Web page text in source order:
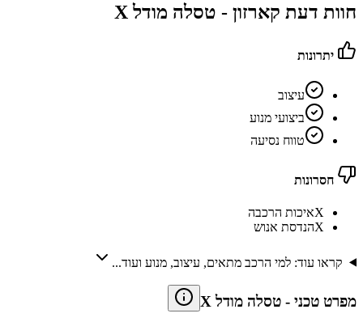
חוות דעת קארזון - טסלה מודל X
יתרונות
עיצוב
ביצועי מנוע
טווח נסיעה
חסרונות
Xאיכות הרכבה
Xהנדסת אנוש
קראו עוד: למי הרכב מתאים, עיצוב, מנוע ועוד...
מפרט טכני - טסלה מודל X